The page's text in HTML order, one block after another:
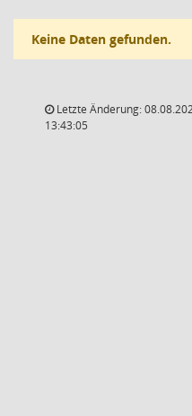
Keine Daten gefunden.
Letzte Änderung:
13:43:05